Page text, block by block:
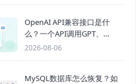
OpenAI API兼容接口是什
么？一个API调用GPT、
Claude、Gemini、DeepSeek
2026-08-06
MySQL数据库怎么恢复？如